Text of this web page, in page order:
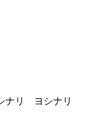
ナリ ヨシナリ